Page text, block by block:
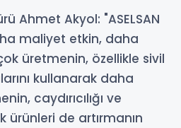
Ahmet Akyol: "ASELSAN
maliyet etkin, daha
üretmenin, özellikle sivil
kullanarak daha
caydırıcılığı ve
ürünleri de artırmanın